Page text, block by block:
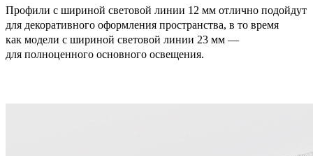
Профили с шириной световой линии 12 мм отлично подойдут
для декоративного оформления пространства, в то время
как модели с шириной световой линии 23 мм —
для полноценного основного освещения.